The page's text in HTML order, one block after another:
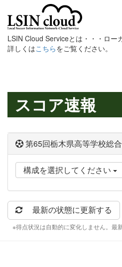
LSIN Cloud Serviceとは・・・ロー
詳しくはこちらをご覧ください。
スコア速報
第65回栃木県高等学校総
構成を選択してください
最新の状態に更新する
※得点状況は自動的に変化しません。最